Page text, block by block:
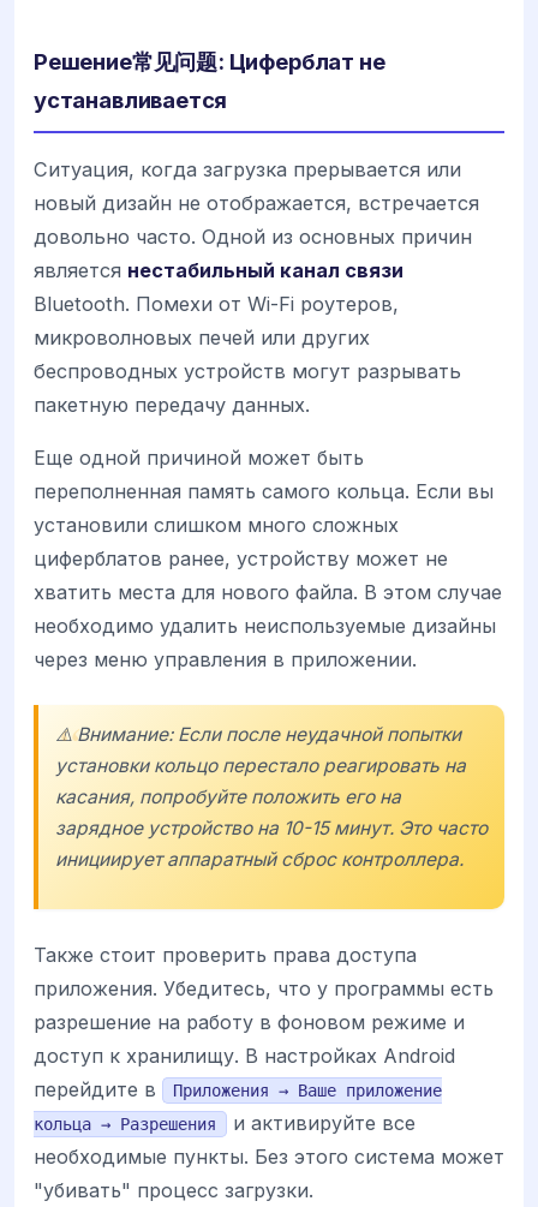
Решение常见问题: Циферблат не
устанавливается
Ситуация, когда загрузка прерывается или
новый дизайн не отображается, встречается
довольно часто. Одной из основных причин
является нестабильный канал связи
Bluetooth. Помехи от Wi-Fi роутеров,
микроволновых печей или других
беспроводных устройств могут разрывать
пакетную передачу данных.
Еще одной причиной может быть
переполненная память самого кольца. Если вы
установили слишком много сложных
циферблатов ранее, устройству может не
хватить места для нового файла. В этом случае
необходимо удалить неиспользуемые дизайны
через меню управления в приложении.
⚠️ Внимание: Если после неудачной попытки
установки кольцо перестало реагировать на
касания, попробуйте положить его на
зарядное устройство на 10-15 минут. Это часто
инициирует аппаратный сброс контроллера.
Также стоит проверить права доступа
приложения. Убедитесь, что у программы есть
разрешение на работу в фоновом режиме и
доступ к хранилищу. В настройках Android
перейдите в
Приложения → Ваше приложение
кольца → Разрешения
и активируйте все
необходимые пункты. Без этого система может
"убивать" процесс загрузки.